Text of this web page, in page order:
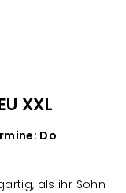
XXL
Do
als ihr Sohn